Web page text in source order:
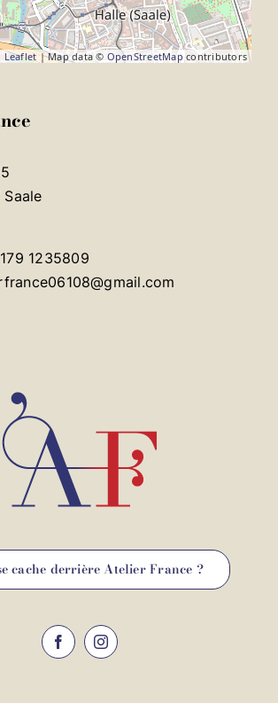
Leaflet| Map data © OpenStreetMap contributors
1235809
cache derrière Atelier France ?